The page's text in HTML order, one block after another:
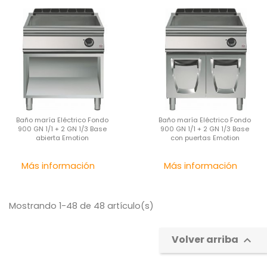
Baño maría Eléctrico Fondo
900 GN 1/1 + 2 GN 1/3 Base
abierta Emotion
Más información
Baño maría Eléctrico Fondo
900 GN 1/1 + 2 GN 1/3 Base
con puertas Emotion
Más información
Mostrando 1-48 de 48 artículo(s)
Volver arriba 